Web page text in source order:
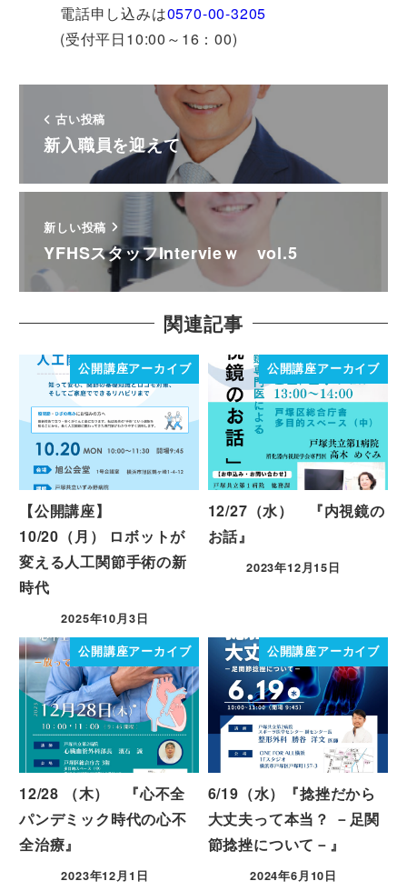
電話申し込みは0570-00-3205
(受付平日10:00～16：00)
古い投稿
新入職員を迎えて
新しい投稿
YFHSスタッフIntervieｗ vol.5
関連記事
公開講座アーカイブ
【公開講座】
10/20（月） ロボットが
変える人工関節手術の新
時代
2025年10月3日
公開講座アーカイブ
12/27（水） 『内視鏡の
お話』
2023年12月15日
公開講座アーカイブ
12/28 （木） 『心不全
パンデミック時代の心不
全治療』
2023年12月1日
公開講座アーカイブ
6/19（水）『捻挫だから
大丈夫って本当？ －足関
節捻挫について－』
2024年6月10日